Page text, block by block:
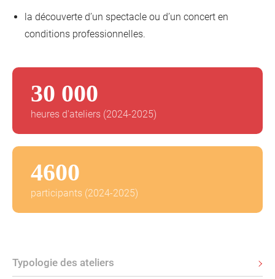
la découverte d’un spectacle ou d’un concert en
conditions professionnelles.
30 000
heures d'ateliers (2024-2025)
4600
participants (2024-2025)
Typologie des ateliers